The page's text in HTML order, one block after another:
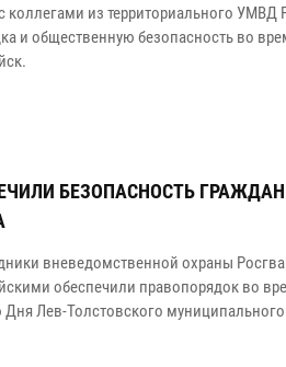
коллегами из территориального УМВД
и общественную безопасность во
БЕЗОПАСНОСТЬ
вневедомственной охраны
обеспечили правопорядок во
Лев-Толстовского